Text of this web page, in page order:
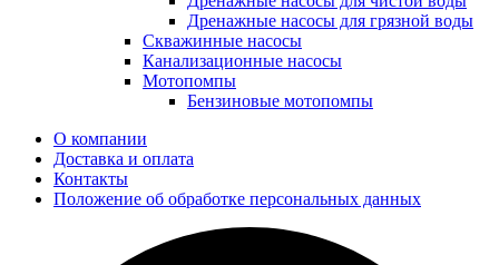
Дренажные насосы для грязной воды
Скважинные насосы
Канализационные насосы
Мотопомпы
Бензиновые мотопомпы
О компании
Доставка и оплата
Контакты
Положение об обработке персональных данных